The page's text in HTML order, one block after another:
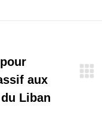
aux
Liban